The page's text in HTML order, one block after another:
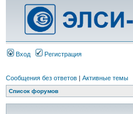
Вход Регистрация
Сообщения без ответов | Активные темы
Список форумов